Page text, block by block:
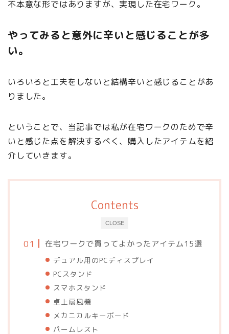
不本意な形ではありますが、実現した在宅ワーク。
やってみると意外に辛いと感じることが多
い。
いろいろと工夫をしないと結構辛いと感じることがあ
りました。
ということで、当記事では私が在宅ワークのためで辛
いと感じた点を解決するべく、購入したアイテムを紹
介していきます。
CLOSE
Contents
在宅ワークで買ってよかったアイテム15選
デュアル用のPCディスプレイ
PCスタンド
スマホスタンド
卓上扇風機
メカニカルキーボード
パームレスト